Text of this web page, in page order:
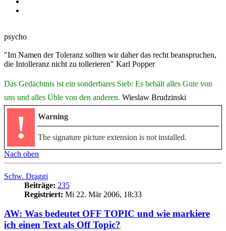
psycho
"Im Namen der Toleranz sollten wir daher das recht beanspruchen,
die Intolleranz nicht zu tollerieren" Karl Popper
Das Gedächtnis ist ein sonderbares Sieb: Es behält alles Gute von
uns und alles Üble von den anderen. Wieslaw Brudzinski
! Warning
The signature picture extension is not installed.
Nach oben
Schw. Draggi
Beiträge: 235
Registriert: Mi 22. Mär 2006, 18:33
AW: Was bedeutet OFF TOPIC und wie markiere
ich einen Text als Off Topic?